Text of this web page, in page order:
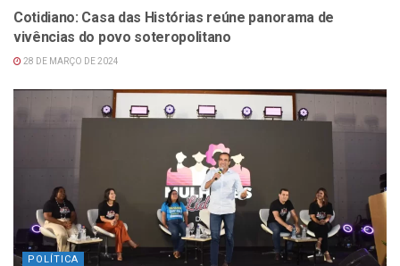
Cotidiano: Casa das Histórias reúne panorama de
vivências do povo soteropolitano
28 DE MARÇO DE 2024
POLÍTICA